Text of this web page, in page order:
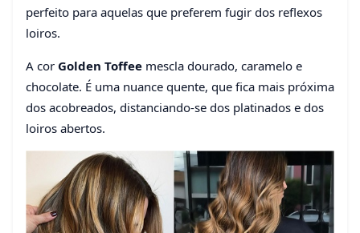
perfeito para aquelas que preferem fugir dos reflexos
loiros.
A cor Golden Toffee mescla dourado, caramelo e
chocolate. É uma nuance quente, que fica mais próxima
dos acobreados, distanciando-se dos platinados e dos
loiros abertos.